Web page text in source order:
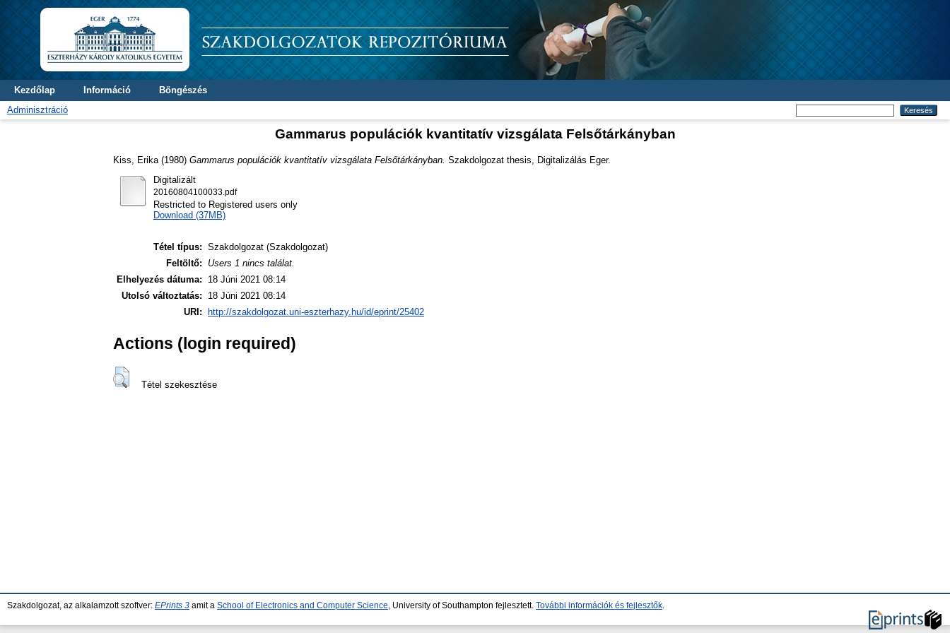
Kezdőlap Információ
Böngészés
Adminisztráció
Gammarus populációk kvantitatív vizsgálata Felsőtárkányban
Kiss, Erika (1980) Gammarus populációk kvantitatív vizsgálata Felsőtárkányban. Szakdolgozat thesis, Digitalizálás Eger.
Digitalizált
20160804100033.pdf
Restricted to Registered users only
Download (37MB)
Tétel típus: Szakdolgozat (Szakdolgozat)
Feltöltő:
Users 1 nincs találat.
Elhelyezés dátuma:
18 Júni 2021 08:14
Utolsó változtatás:
18 Júni 2021 08:14
URI:
http://szakdolgozat.uni-eszterhazy.hu/id/eprint/25402
Actions (login required)
Tétel szekesztése
Szakdolgozat, az alkalamzott szoftver: EPrints 3 amit a School of Electronics and Computer Science , University of Southampton fejlesztett. További információk és fejlesztők